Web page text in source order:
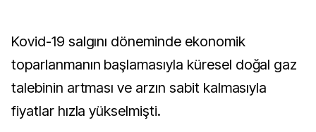
Kovid-19 salgını döneminde ekonomik
toparlanmanın başlamasıyla küresel doğal gaz
talebinin artması ve arzın sabit kalmasıyla
fiyatlar hızla yükselmişti.